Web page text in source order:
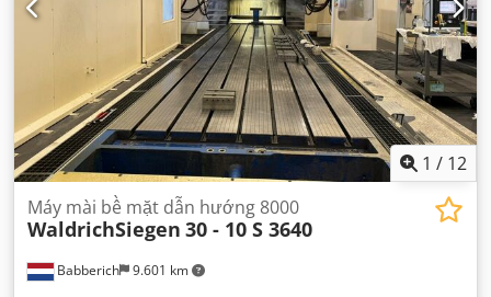
1 / 12
Babberich 9.601 km
Máy mài bề mặt dẫn hướng 8000
WaldrichSiegen 30 - 10 S 3640